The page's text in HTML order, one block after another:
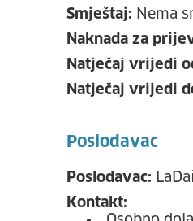
Smještaj: Nema
Naknada za
Natječaj vrijedi
Natječaj vrijedi
Poslodavac
Poslodavac:
Kontakt: